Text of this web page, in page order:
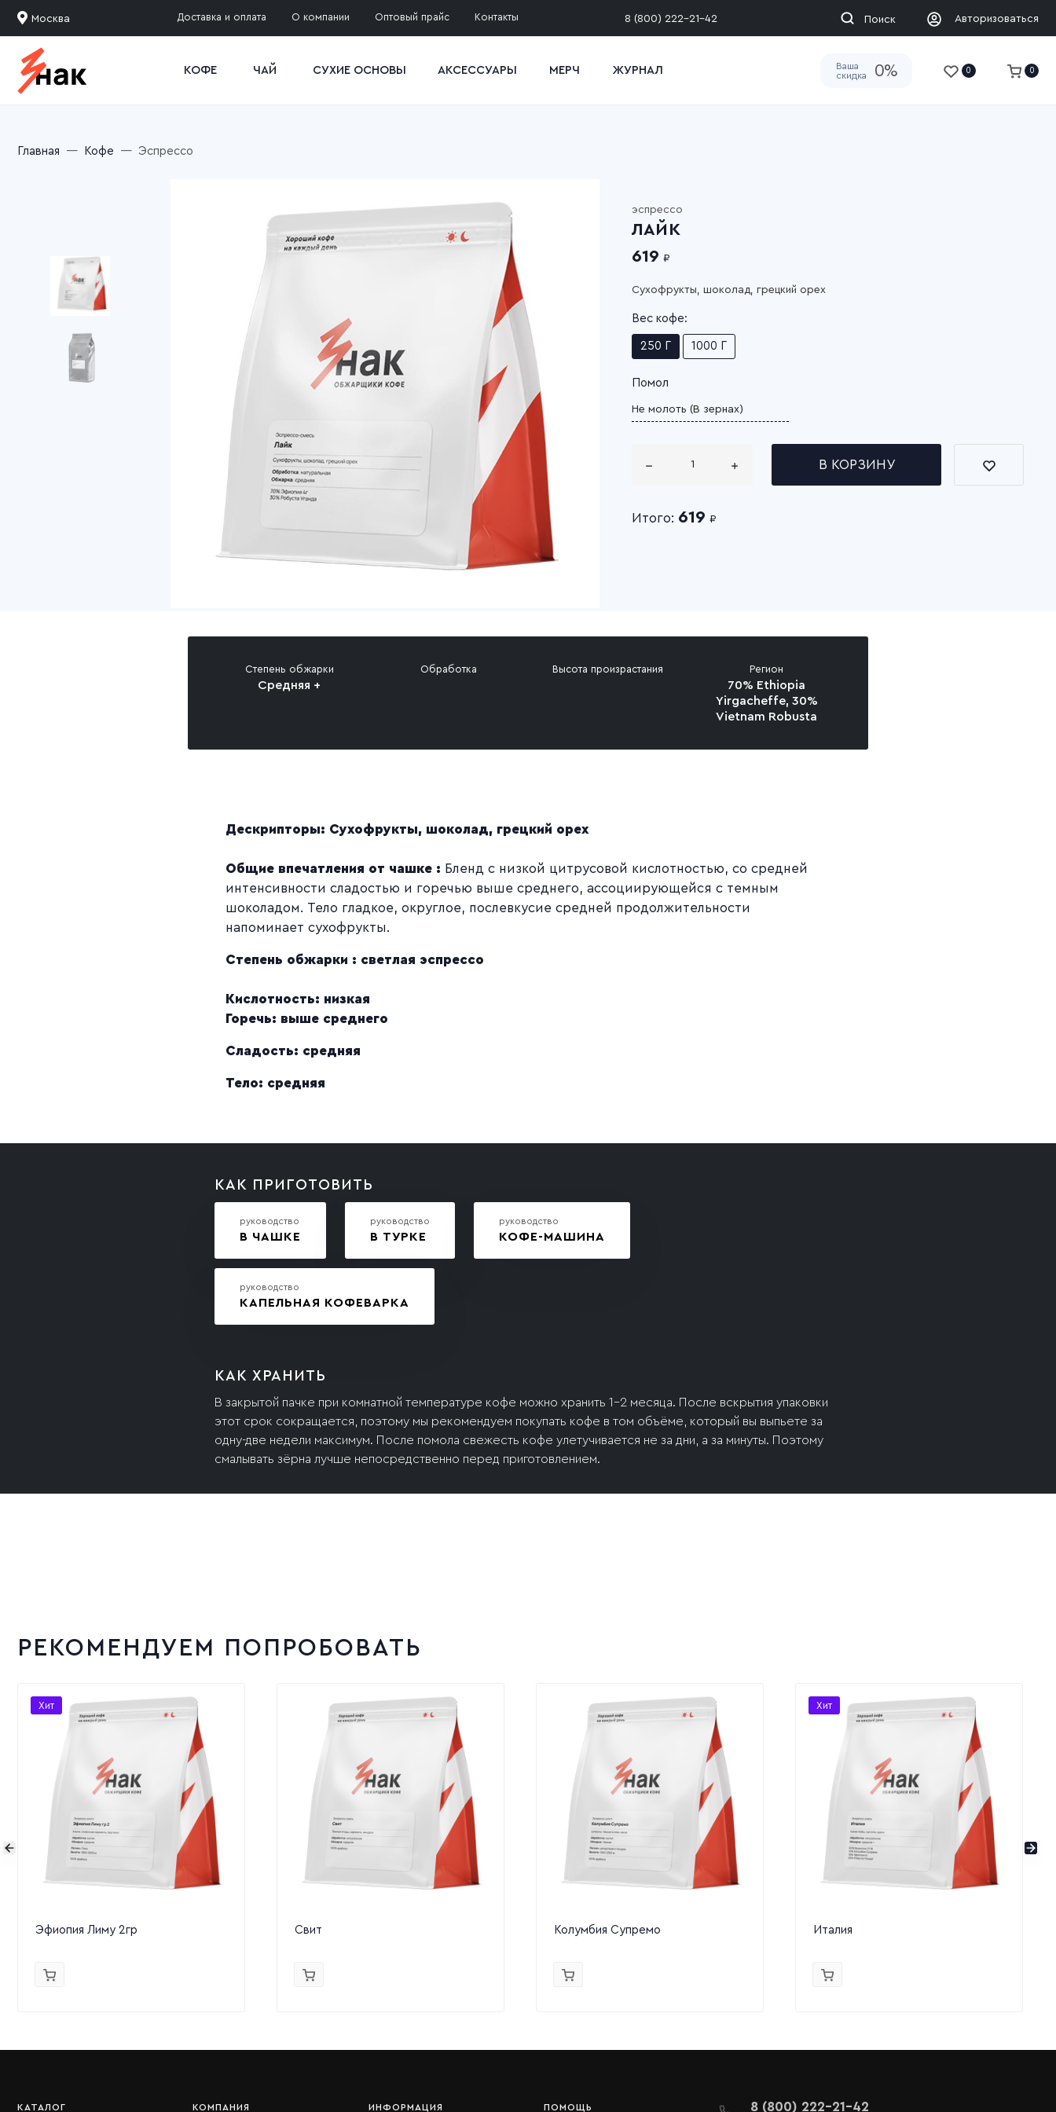
Москва Доставка и оплата О компании Оптовый прайс Контакты 8 (800) 222-21-42 Поиск Авторизоваться
КОФЕ ЧАЙ СУХИЕ ОСНОВЫ АКСЕССУАРЫ МЕРЧ ЖУРНАЛ
Ваша
скидка
0% 0 0
Главная Кофе Эспрессо
эспрессо
ЛАЙК
619 ₽
Сухофрукты, шоколад, грецкий орех
Вес кофе:
250 Г 1000 Г
Помол
В КОРЗИНУ
Итого: 619 ₽
Степень обжарки
Средняя +
Обработка Высота произрастания Регион
70% Ethiopia
Yirgacheffe, 30%
Vietnam Robusta
Дескрипторы: Сухофрукты, шоколад, грецкий орех
Общие впечатления от чашке : Бленд с низкой цитрусовой кислотностью, со средней
интенсивности сладостью и горечью выше среднего, ассоциирующейся с темным
шоколадом. Тело гладкое, округлое, послевкусие средней продолжительности
напоминает сухофрукты.
Степень обжарки : светлая эспрессо
Кислотность: низкая
Горечь: выше среднего
Сладость: средняя
Тело: средняя
КАК ПРИГОТОВИТЬ
руководство
В ЧАШКЕ
руководство
В ТУРКЕ
руководство
КОФЕ-МАШИНА
руководство
КАПЕЛЬНАЯ КОФЕВАРКА
КАК ХРАНИТЬ
В закрытой пачке при комнатной температуре кофе можно хранить 1–2 месяца. После вскрытия упаковки
этот срок сокращается, поэтому мы рекомендуем покупать кофе в том объёме, который вы выпьете за
одну-две недели максимум. После помола свежесть кофе улетучивается не за дни, а за минуты. Поэтому
смалывать зёрна лучше непосредственно перед приготовлением.
РЕКОМЕНДУЕМ ПОПРОБОВАТЬ
Эфиопия Лиму 2гр
Хит
Свит Колумбия Супремо Италия
Хит
КАТАЛОГ КОМПАНИЯ ИНФОРМАЦИЯ ПОМОЩЬ 8 (800) 222-21-42